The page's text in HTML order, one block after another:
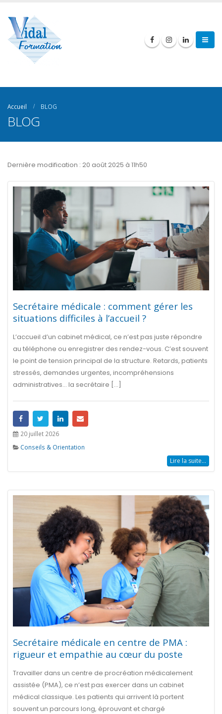
Accueil BLOG
BLOG
Dernière modification : 20 août 2025 à 11h50
Secrétaire médicale : comment gérer les
situations difficiles à l’accueil ?
L’accueil d’un cabinet médical, ce n’est pas juste répondre
au téléphone ou enregistrer des rendez-vous. C’est souvent
le point de tension principal de la structure. Retards, patients
stressés, demandes urgentes, incompréhensions
administratives… la secrétaire [...]
20 juillet 2026
Conseils & Orientation
Lire la suite...
Secrétaire médicale en centre de PMA :
rigueur et empathie au cœur du poste
Travailler dans un centre de procréation médicalement
assistée (PMA), ce n’est pas exercer dans un cabinet
médical classique. Les patients qui arrivent là portent
souvent un parcours long, éprouvant et chargé